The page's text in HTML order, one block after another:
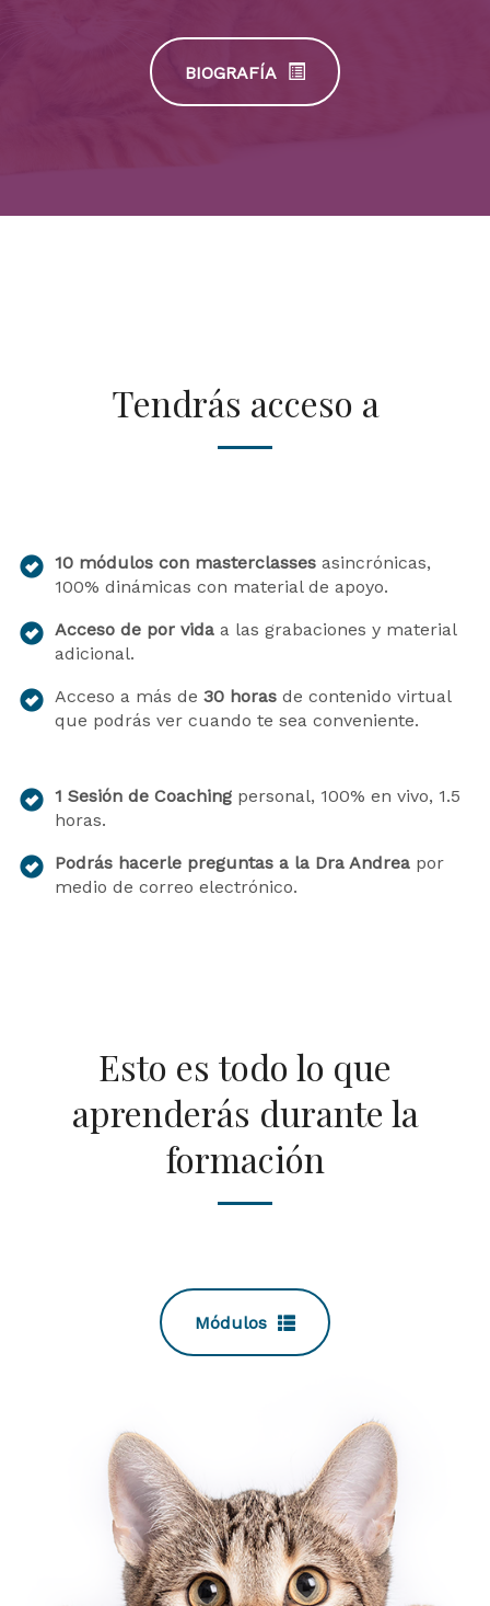
BIOGRAFÍA
Tendrás acceso a
10 módulos con masterclasses asincrónicas,
100% dinámicas con material de apoyo.
Acceso de por vida a las grabaciones y material
adicional.
Acceso a más de 30 horas de contenido virtual
que podrás ver cuando te sea conveniente.
1 Sesión de Coaching personal, 100% en vivo, 1.5
horas.
Podrás hacerle preguntas a la Dra Andrea por
medio de correo electrónico.
Esto es todo lo que
aprenderás durante la
formación
Módulos